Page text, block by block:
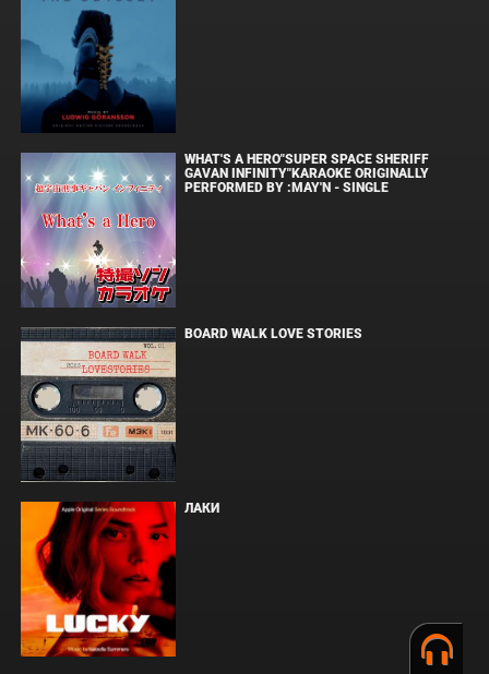
WHAT'S A HERO"SUPER SPACE SHERIFF
GAVAN INFINITY"KARAOKE ORIGINALLY
PERFORMED BY :MAY'N - SINGLE
BOARD WALK LOVE STORIES
ЛАКИ